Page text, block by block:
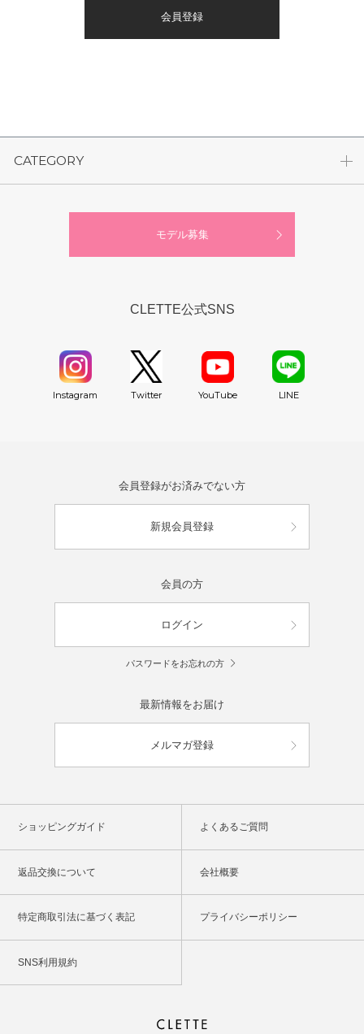
会員登録
CATEGORY
モデル募集
CLETTE公式SNS
Instagram Twitter YouTube LINE
会員登録がお済みでない方
新規会員登録
会員の方
ログイン
パスワードをお忘れの方
最新情報をお届け
メルマガ登録
ショッピングガイド よくあるご質問
返品交換について 会社概要
特定商取引法に基づく表記 プライバシーポリシー
SNS利用規約